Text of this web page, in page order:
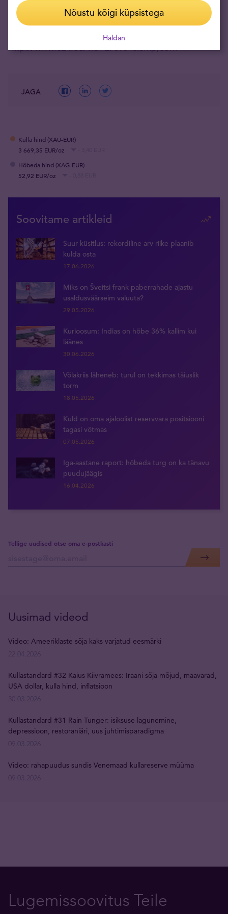
vaimu suurteks riskideks valmis pannud, kuna
teavad, kui palju eurotsooni jaoks kaalul on.»
http://www.e24.ee/?id=275954&amp;com=1
JAGA
Kulla hind (XAU-EUR)
3 669,35 EUR/oz
Hõbeda hind (XAG-EUR)
52,92 EUR/oz
Soovitame artikleid
Suur küsitlus: rekordiline arv riike plaanib
kulda osta
17.06.2026
Miks on Šveitsi frank paberrahade ajastu
usaldusväärseim valuuta?
29.05.2026
Kurioosum: Indias on hõbe 36% kallim kui
läänes
30.06.2026
Võlakriis läheneb: turul on tekkimas täiuslik
torm
18.05.2026
Kuld on oma ajaloolist reservvara positsiooni
tagasi võtmas
07.05.2026
Iga-aastane raport: hõbeda turg on ka tänavu
puudujäägis
16.04.2026
Tellige uudised otse oma e-postkasti
Uusimad videod
Video: Ameeriklaste sõja kaks varjatud eesmärki
Kullastandard #32 Kaius Kiivramees: Iraani sõja mõjud, maavarad,
USA dollar, kulla hind, inflatsioon
Kullastandard #31 Rain Tunger: isiksuse lagunemine,
depressioon, restoraniäri, uus juhtimisparadigma
Video: rahapuudus sundis Venemaad kullareserve müüma
Lugemissoovitus Teile
Nõustu kõigi küpsistega
Haldan